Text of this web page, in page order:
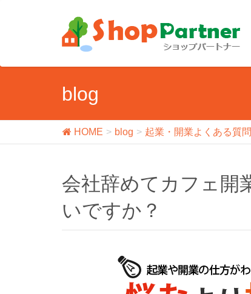
blog
HOME blog 起業・開業よくある質問
会社辞めてカフェ開業したいのですがどうしらい
いですか？